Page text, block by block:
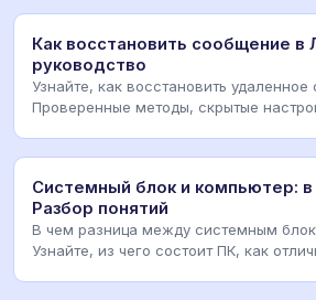
Как восстановить сообщение в
руководство
Узнайте, как восстановить
Проверенные методы, скрытые
Системный блок и компьютер: в
Разбор понятий
В чем разница между системным
Узнайте, из чего состоит ПК, как